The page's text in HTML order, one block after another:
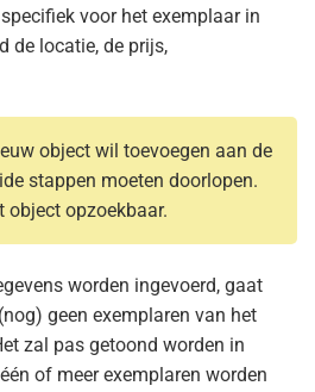
voor het exemplaar in
de locatie, de prijs,
object wil toevoegen aan de
stappen moeten doorlopen.
object opzoekbaar.
worden ingevoerd, gaat
geen exemplaren van het
zal pas getoond worden in
of meer exemplaren worden